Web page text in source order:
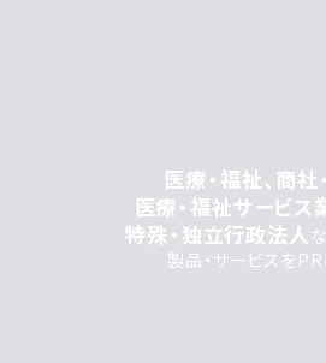
医療・福祉、商社
医療・福祉サービス
特殊・独立行政法人
製品・サービスを